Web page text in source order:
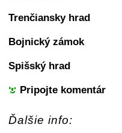
Trenčiansky hrad
Bojnický zámok
Spišský hrad
Pripojte komentár
Ďalšie info: